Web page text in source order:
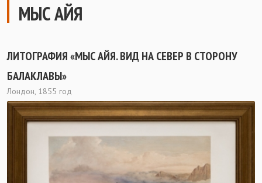
МЫС АЙЯ
ЛИТОГРАФИЯ «МЫС АЙЯ. ВИД НА СЕВЕР В СТОРОНУ
БАЛАКЛАВЫ»
Лондон, 1855 год